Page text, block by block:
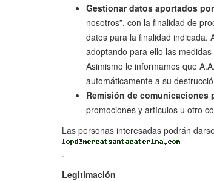
Gestionar datos aportados
nosotros”, con la finalidad de
datos para la finalidad indicada.
adoptando para ello las
Asimismo le informamos que
automáticamente a su
Remisión de comunicaciones
promociones y artículos u otro
Las personas interesadas podrán
.
Legitimación